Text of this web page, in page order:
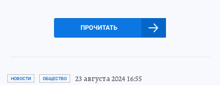
ПРОЧИТАТЬ
НОВОСТИ ОБЩЕСТВО 23 августа 2024 16:55